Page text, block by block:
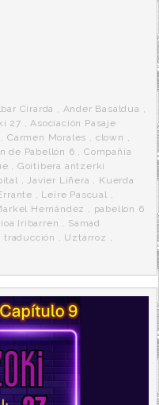
Cirarda , Ander Basaldua ,
27 ,Asociación Pasaje
,Carmen Morales , clown ,
de Pabellón 6 ,Compañía
, Goitibera antzerki
,Javier Liñera , Kuerda
, Leire Pascual ,
Hernández , pabellon 6
Iribarren , Samad
traducción , Uztárroz ,